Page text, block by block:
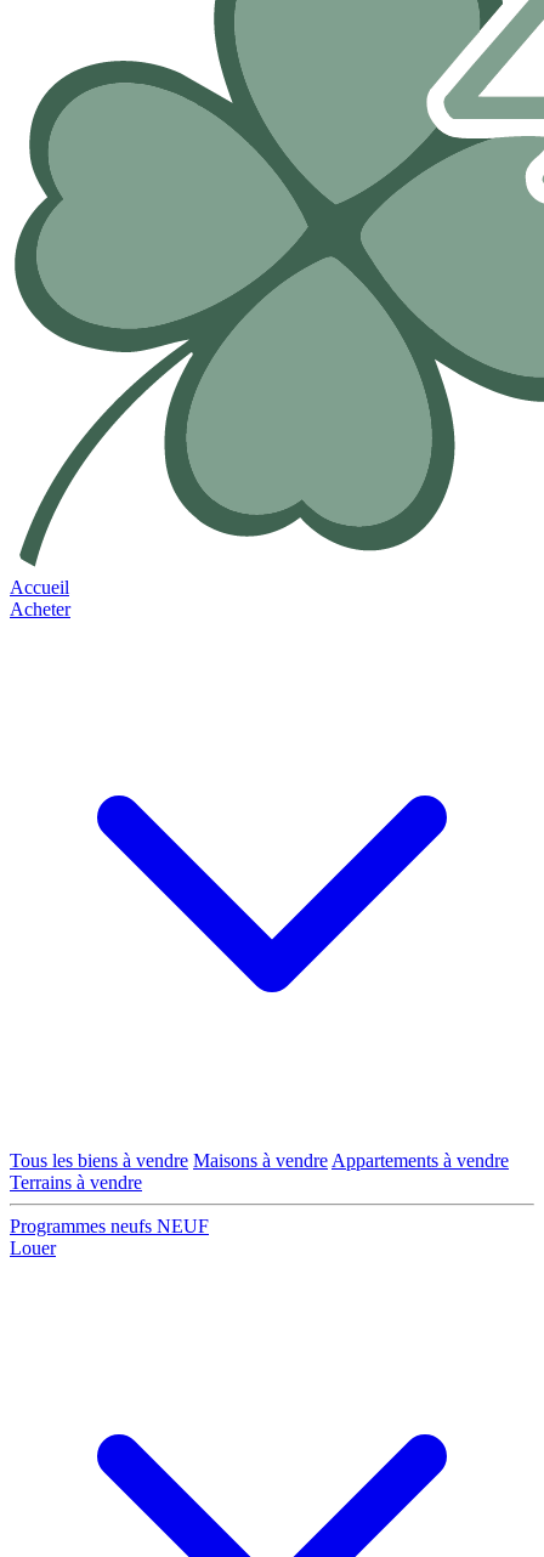
Accueil
Acheter
Tous les biens à vendre Maisons à vendre Appartements à vendre
Terrains à vendre
Programmes neufs NEUF
Louer